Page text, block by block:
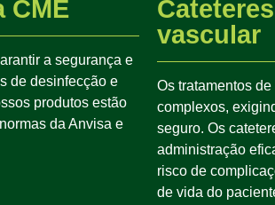
CME
a segurança e
de desinfecção e
produtos estão
da Anvisa e
vascular
Os tratamentos
complexos,
seguro. Os
administração
risco de
de vida do